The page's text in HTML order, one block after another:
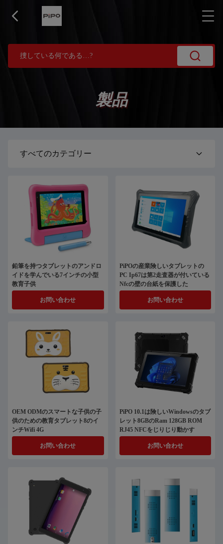
製品
すべてのカテゴリー
鉛筆を持つタブレットのアンドロ
イドを学んでいる7インチの小型
教育子供
お問い合わせ
PiPOの産業険しいタブレットの
PC Ip67は第2走査器が付いている
Nfcの壁の台紙を保護した
お問い合わせ
OEM ODMのスマートな子供の子
供のための教育タブレット8のイ
ンチWifi 4G
お問い合わせ
PiPO 10.1は険しいWindowsのタブ
レット8GBのRam 128GB ROM
RJ45 NFCをじりじり動かす
お問い合わせ